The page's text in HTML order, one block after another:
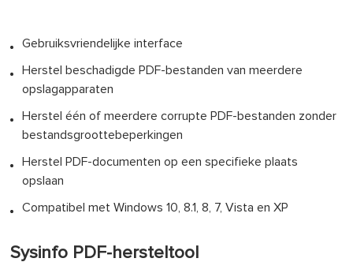
Gebruiksvriendelijke interface
Herstel beschadigde PDF-bestanden van meerdere
opslagapparaten
Herstel één of meerdere corrupte PDF-bestanden zonder
bestandsgroottebeperkingen
Herstel PDF-documenten op een specifieke plaats
opslaan
Compatibel met Windows 10, 8.1, 8, 7, Vista en XP
Sysinfo PDF-hersteltool